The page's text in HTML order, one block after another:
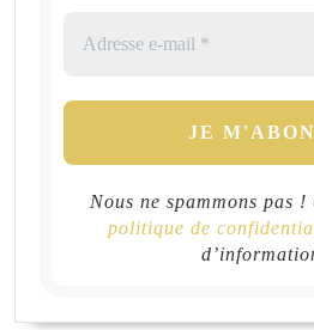
Nous ne spammons pas
politique de